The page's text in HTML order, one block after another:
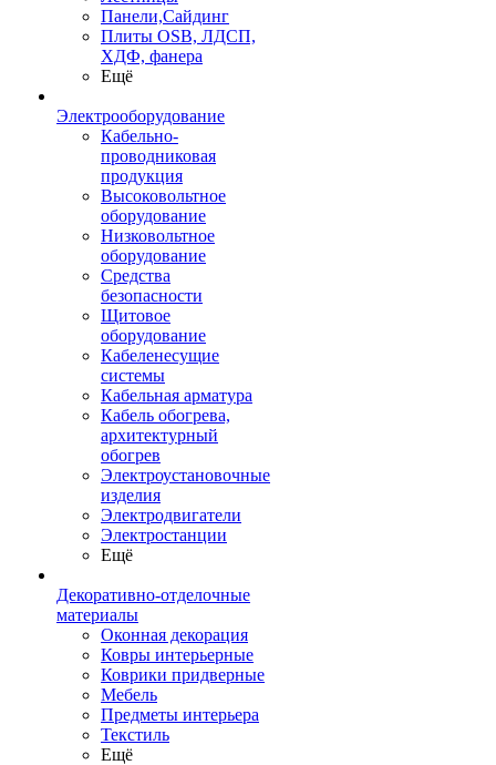
Панели,Сайдинг
Плиты OSB, ЛДСП,
ХДФ, фанера
Ещё
Электрооборудование
Кабельно-
проводниковая
продукция
Высоковольтное
оборудование
Низковольтное
оборудование
Средства
безопасности
Щитовое
оборудование
Кабеленесущие
системы
Кабельная арматура
Кабель обогрева,
архитектурный
обогрев
Электроустановочные
изделия
Электродвигатели
Электростанции
Ещё
Декоративно-отделочные
материалы
Оконная декорация
Ковры интерьерные
Коврики придверные
Мебель
Предметы интерьера
Текстиль
Ещё